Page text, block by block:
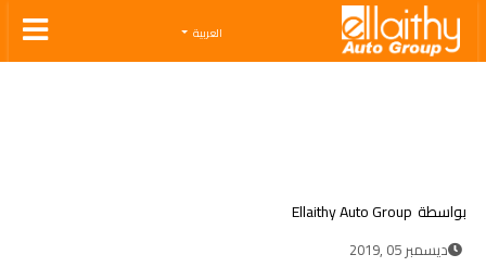
Ellaithy Auto Group
العربية
بواسطة Ellaithy Auto Group
ديسمبر 05 ,2019